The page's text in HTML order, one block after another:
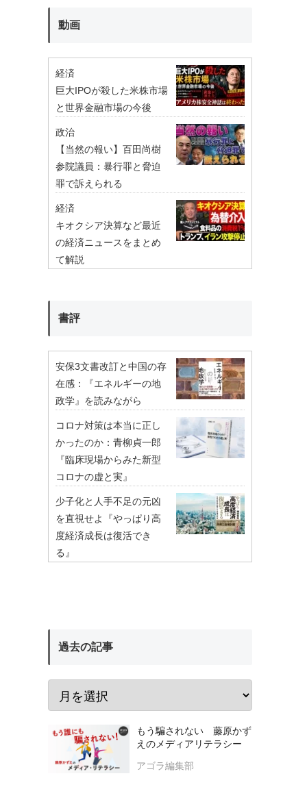
動画
経済
巨大IPOが殺した米株市場
と世界金融市場の今後
政治
【当然の報い】百田尚樹
参院議員：暴行罪と脅迫
罪で訴えられる
経済
キオクシア決算など最近
の経済ニュースをまとめ
て解説
書評
安保3文書改訂と中国の存
在感：『エネルギーの地
政学』を読みながら
コロナ対策は本当に正し
かったのか：青柳貞一郎
『臨床現場からみた新型
コロナの虚と実』
少子化と人手不足の元凶
を直視せよ『やっぱり高
度経済成長は復活でき
る』
過去の記事
もう騙されない 藤原かず
えのメディアリテラシー
アゴラ編集部